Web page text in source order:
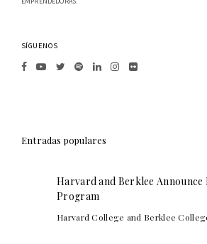
SÍGUENOS
Entradas populares
Harvard and Berklee Announce
Program
Harvard College and Berklee